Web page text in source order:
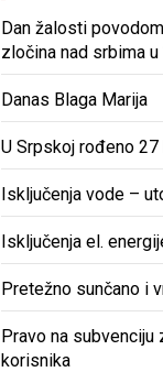
Dan žalosti
zločina nad srbima u
Danas Blaga Marija
U Srpskoj rođeno 27
Isključenja vode –
Isključenja el.
Pretežno sunčano i
Pravo na subvenciju
korisnika